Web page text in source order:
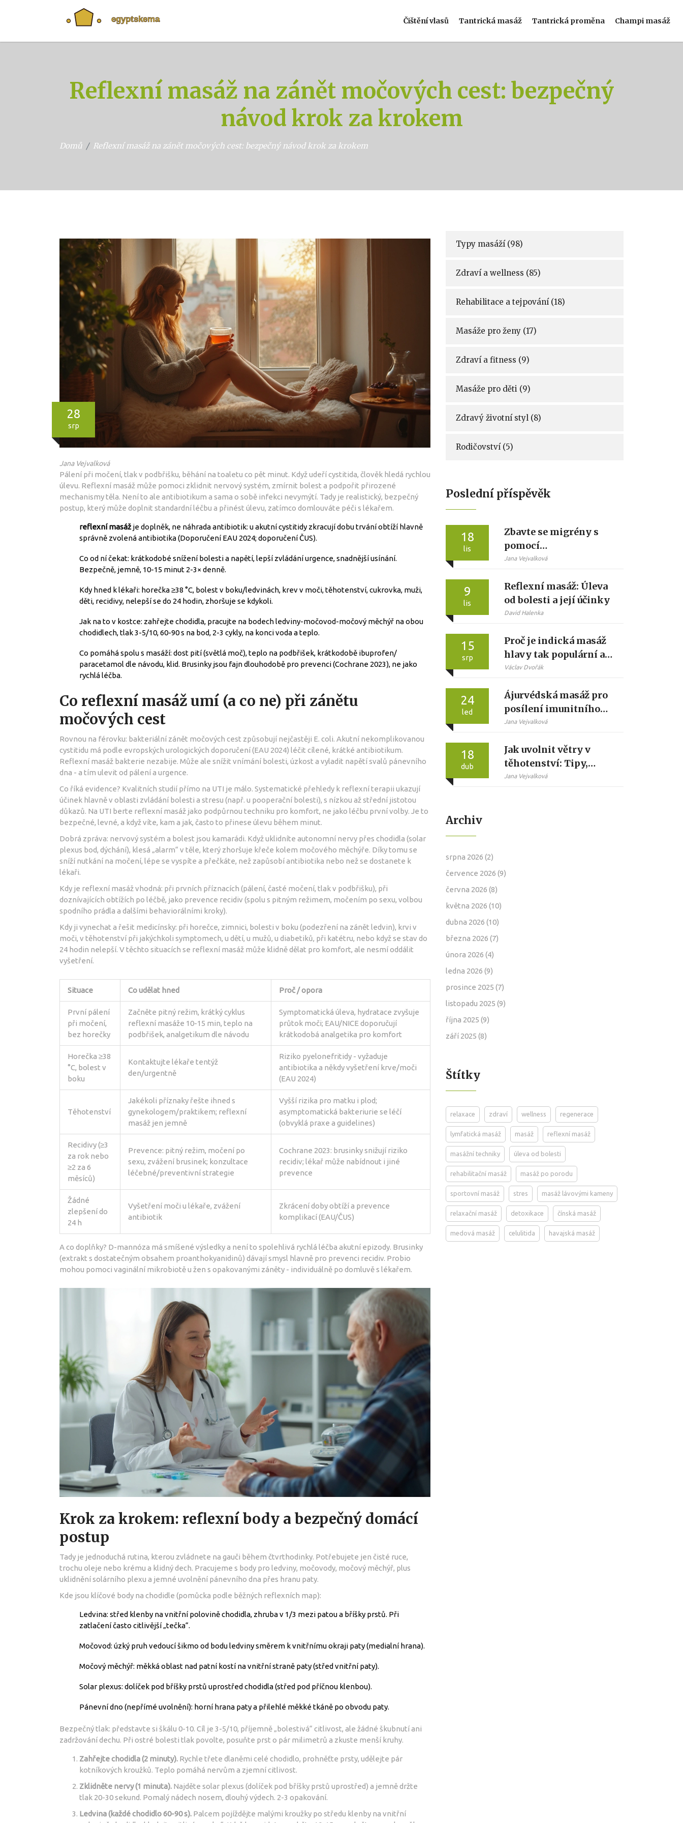
Čištění vlasů Tantrická masáž Tantrická proměna Champi masáž
Reflexní masáž na zánět močových cest: bezpečný
návod krok za krokem
Domů Reflexní masáž na zánět močových cest: bezpečný návod krok za krokem
28
srp
Jana Vejvalková
Pálení při močení, tlak v podbřišku, běhání na toaletu co pět minut. Když udeří cystitida, člověk hledá rychlou
úlevu. Reflexní masáž může pomoci zklidnit nervový systém, zmírnit bolest a podpořit přirozené
mechanismy těla. Není to ale antibiotikum a sama o sobě infekci nevymýtí. Tady je realistický, bezpečný
postup, který může doplnit standardní léčbu a přinést úlevu, zatímco domlouváte péči s lékařem.
reflexní masážje doplněk, ne náhrada antibiotik: u akutní cystitidy zkracují dobu trvání obtíží hlavně
správně zvolená antibiotika (Doporučení EAU 2024; doporučení ČUS).
Co od ní čekat: krátkodobé snížení bolesti a napětí, lepší zvládání urgence, snadnější usínání.
Bezpečně, jemně, 10-15 minut 2-3× denně.
Kdy hned k lékaři: horečka ≥38 °C, bolest v boku/ledvinách, krev v moči, těhotenství, cukrovka, muži,
děti, recidivy, nelepší se do 24 hodin, zhoršuje se kdykoli.
Jak na to v kostce: zahřejte chodidla, pracujte na bodech ledviny-močovod-močový měchýř na obou
chodidlech, tlak 3-5/10, 60-90 s na bod, 2-3 cykly, na konci voda a teplo.
Co pomáhá spolu s masáží: dost pití (světlá moč), teplo na podbřišek, krátkodobě ibuprofen/
paracetamol dle návodu, klid. Brusinky jsou fajn dlouhodobě pro prevenci (Cochrane 2023), ne jako
rychlá léčba.
Co reflexní masáž umí (a co ne) při zánětu
močových cest
Rovnou na férovku: bakteriální zánět močových cest způsobují nejčastěji E. coli. Akutní nekomplikovanou
cystitidu má podle evropských urologických doporučení (EAU 2024) léčit cílené, krátké antibiotikum.
Reflexní masáž bakterie nezabije. Může ale snížit vnímání bolesti, úzkost a vyladit napětí svalů pánevního
dna - a tím ulevit od pálení a urgence.
Co říká evidence? Kvalitních studií přímo na UTI je málo. Systematické přehledy k reflexní terapii ukazují
účinek hlavně v oblasti zvládání bolesti a stresu (např. u pooperační bolesti), s nízkou až střední jistotou
důkazů. Na UTI berte reflexní masáž jako podpůrnou techniku pro komfort, ne jako léčbu první volby. Je to
bezpečné, levné, a když víte, kam a jak, často to přinese úlevu během minut.
Dobrá zpráva: nervový systém a bolest jsou kamarádi. Když uklidníte autonomní nervy přes chodidla (solar
plexus bod, dýchání), klesá „alarm“ v těle, který zhoršuje křeče kolem močového měchýře. Díky tomu se
sníží nutkání na močení, lépe se vyspíte a přečkáte, než zapůsobí antibiotika nebo než se dostanete k
lékaři.
Kdy je reflexní masáž vhodná: při prvních příznacích (pálení, časté močení, tlak v podbřišku), při
doznívajících obtížích po léčbě, jako prevence recidiv (spolu s pitným režimem, močením po sexu, volbou
spodního prádla a dalšími behaviorálními kroky).
Kdy ji vynechat a řešit medicínsky: při horečce, zimnici, bolesti v boku (podezření na zánět ledvin), krvi v
moči, v těhotenství při jakýchkoli symptomech, u dětí, u mužů, u diabetiků, při katétru, nebo když se stav do
24 hodin nelepší. V těchto situacích se reflexní masáž může klidně dělat pro komfort, ale nesmí oddálit
vyšetření.
Situace Co udělat hned Proč / opora
První pálení
při močení,
bez horečky
Začněte pitný režim, krátký cyklus
reflexní masáže 10-15 min, teplo na
podbřišek, analgetikum dle návodu
Symptomatická úleva, hydratace zvyšuje
průtok moči; EAU/NICE doporučují
krátkodobá analgetika pro komfort
Horečka ≥38
°C, bolest v
boku
Kontaktujte lékaře tentýž
den/urgentně
Riziko pyelonefritidy - vyžaduje
antibiotika a někdy vyšetření krve/moči
(EAU 2024)
Těhotenství
Jakékoli příznaky řešte ihned s
gynekologem/praktikem; reflexní
masáž jen jemně
Vyšší rizika pro matku i plod;
asymptomatická bakteriurie se léčí
(obvyklá praxe a guidelines)
Recidivy (≥3
za rok nebo
≥2 za 6
měsíců)
Prevence: pitný režim, močení po
sexu, zvážení brusinek; konzultace
léčebné/preventivní strategie
Cochrane 2023: brusinky snižují riziko
recidiv; lékař může nabídnout i jiné
prevence
Žádné
zlepšení do
24 h
Vyšetření moči u lékaře, zvážení
antibiotik
Zkrácení doby obtíží a prevence
komplikací (EAU/ČUS)
A co doplňky? D-mannóza má smíšené výsledky a není to spolehlivá rychlá léčba akutní epizody. Brusinky
(extrakt s dostatečným obsahem proanthokyanidinů) dávají smysl hlavně pro prevenci recidiv. Probio
mohou pomoci vaginální mikrobiotě u žen s opakovanými záněty - individuálně po domluvě s lékařem.
Krok za krokem: reflexní body a bezpečný domácí
postup
Tady je jednoduchá rutina, kterou zvládnete na gauči během čtvrthodinky. Potřebujete jen čisté ruce,
trochu oleje nebo krému a klidný dech. Pracujeme s body pro ledviny, močovody, močový měchýř, plus
uklidnění solárního plexu a jemné uvolnění pánevního dna přes hranu paty.
Kde jsou klíčové body na chodidle (pomůcka podle běžných reflexních map):
Ledvina: střed klenby na vnitřní polovině chodidla, zhruba v 1/3 mezi patou a bříšky prstů. Při
zatlačení často citlivější „tečka“.
Močovod: úzký pruh vedoucí šikmo od bodu ledviny směrem k vnitřnímu okraji paty (medialní hrana).
Močový měchýř: měkká oblast nad patní kostí na vnitřní straně paty (střed vnitřní paty).
Solar plexus: dolíček pod bříšky prstů uprostřed chodidla (střed pod příčnou klenbou).
Pánevní dno (nepřímé uvolnění): horní hrana paty a přilehlé měkké tkáně po obvodu paty.
Bezpečný tlak: představte si škálu 0-10. Cíl je 3-5/10, příjemně „bolestivá“ citlivost, ale žádné škubnutí ani
zadržování dechu. Při ostré bolesti tlak povolte, posuňte prst o pár milimetrů a zkuste menší kruhy.
Zahřejte chodidla (2 minuty). Rychle třete dlaněmi celé chodidlo, prohněťte prsty, udělejte pár
kotníkových kroužků. Teplo pomáhá nervům a zjemní citlivost.
Zklidněte nervy (1 minuta). Najděte solar plexus (dolíček pod bříšky prstů uprostřed) a jemně držte
tlak 20-30 sekund. Pomalý nádech nosem, dlouhý výdech. 2-3 opakování.
Ledvina (každé chodidlo 60-90 s). Palcem pojíždějte malými kroužky po středu klenby na vnitřní
Typy masáží (98)
Zdraví a wellness (85)
Rehabilitace a tejpování (18)
Masáže pro ženy (17)
Zdraví a fitness (9)
Masáže pro děti (9)
Zdravý životní styl (8)
Rodičovství (5)
Poslední příspěvěk
18
lis
Zbavte se migrény s
pomocí
antimigrenózní
Jana Vejvalková
9
lis
Reflexní masáž: Úleva
od bolesti a její účinky
David Halenka
15
srp
Proč je indická masáž
hlavy tak populární a
prospěšná?
Václav Dvořák
24
led
Ájurvédská masáž pro
posílení imunitního
systému: jak to funguje
Jana Vejvalková
18
dub
Jak uvolnit větry v
těhotenství: Tipy,
masáže a domácí
Jana Vejvalková
Archiv
srpna 2026 (2)
července 2026 (9)
června 2026 (8)
května 2026 (10)
dubna 2026 (10)
března 2026 (7)
února 2026 (4)
ledna 2026 (9)
prosince 2025 (7)
listopadu 2025 (9)
října 2025 (9)
září 2025 (8)
Štítky
relaxace zdraví wellness regenerace
lymfatická masáž masáž reflexní masáž
masážní techniky úleva od bolesti
rehabilitační masáž masáž po porodu
sportovní masáž stres masáž lávovými kameny
relaxační masáž detoxikace čínská masáž
medová masáž celulitida havajská masáž